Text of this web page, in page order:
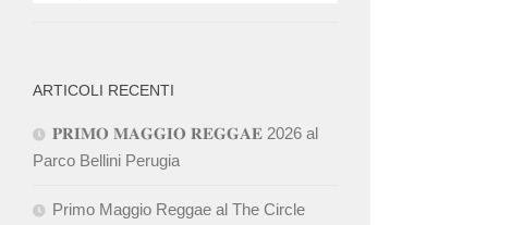
ARTICOLI RECENTI
𝐏𝐑𝐈𝐌𝐎 𝐌𝐀𝐆𝐆𝐈𝐎 𝐑𝐄𝐆𝐆𝐀𝐄 2026 al
Parco Bellini Perugia
Primo Maggio Reggae al The Circle